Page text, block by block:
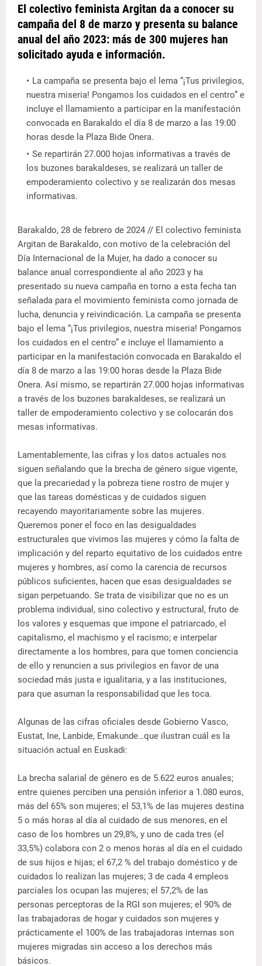
El colectivo feminista Argitan da a conocer su
campaña del 8 de marzo y presenta su balance
anual del año 2023: más de 300 mujeres han
solicitado ayuda e información.
La campaña se presenta bajo el lema “¡Tus privilegios,
nuestra miseria! Pongamos los cuidados en el centro” e
incluye el llamamiento a participar en la manifestación
convocada en Barakaldo el día 8 de marzo a las 19:00
horas desde la Plaza Bide Onera.
Se repartirán 27.000 hojas informativas a través de
los buzones barakaldeses, se realizará un taller de
empoderamiento colectivo y se realizarán dos mesas
informativas.
Barakaldo, 28 de febrero de 2024 // El colectivo feminista
Argitan de Barakaldo, con motivo de la celebración del
Día Internacional de la Mujer, ha dado a conocer su
balance anual correspondiente al año 2023 y ha
presentado su nueva campaña en torno a esta fecha tan
señalada para el movimiento feminista como jornada de
lucha, denuncia y reivindicación. La campaña se presenta
bajo el lema “¡Tus privilegios, nuestra miseria! Pongamos
los cuidados en el centro” e incluye el llamamiento a
participar en la manifestación convocada en Barakaldo el
día 8 de marzo a las 19:00 horas desde la Plaza Bide
Onera. Así mismo, se repartirán 27.000 hojas informativas
a través de los buzones barakaldeses, se realizará un
taller de empoderamiento colectivo y se colocarán dos
mesas informativas.
Lamentablemente, las cifras y los datos actuales nos
siguen señalando que la brecha de género sigue vigente,
que la precariedad y la pobreza tiene rostro de mujer y
que las tareas domésticas y de cuidados siguen
recayendo mayoritariamente sobre las mujeres.
Queremos poner el foco en las desigualdades
estructurales que vivimos las mujeres y cómo la falta de
implicación y del reparto equitativo de los cuidados entre
mujeres y hombres, así como la carencia de recursos
públicos suficientes, hacen que esas desigualdades se
sigan perpetuando. Se trata de visibilizar que no es un
problema individual, sino colectivo y estructural, fruto de
los valores y esquemas que impone el patriarcado, el
capitalismo, el machismo y el racismo; e interpelar
directamente a los hombres, para que tomen conciencia
de ello y renuncien a sus privilegios en favor de una
sociedad más justa e igualitaria, y a las instituciones,
para que asuman la responsabilidad que les toca.
Algunas de las cifras oficiales desde Gobierno Vasco,
Eustat, Ine, Lanbide, Emakunde…que ilustran cuál es la
situación actual en Euskadi:
La brecha salarial de género es de 5.622 euros anuales;
entre quienes perciben una pensión inferior a 1.080 euros,
más del 65% son mujeres; el 53,1% de las mujeres destina
5 o más horas al día al cuidado de sus menores, en el
caso de los hombres un 29,8%, y uno de cada tres (el
33,5%) colabora con 2 o menos horas al día en el cuidado
de sus hijos e hijas; el 67,2 % del trabajo doméstico y de
cuidados lo realizan las mujeres; 3 de cada 4 empleos
parciales los ocupan las mujeres; el 57,2% de las
personas perceptoras de la RGI son mujeres; el 90% de
las trabajadoras de hogar y cuidados son mujeres y
prácticamente el 100% de las trabajadoras internas son
mujeres migradas sin acceso a los derechos más
básicos.